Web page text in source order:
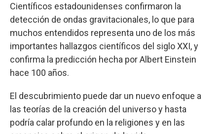
Científicos estadounidenses confirmaron la
detección de ondas gravitacionales, lo que para
muchos entendidos representa uno de los más
importantes hallazgos científicos del siglo XXI, y
confirma la predicción hecha por Albert Einstein
hace 100 años.
El descubrimiento puede dar un nuevo enfoque a
las teorías de la creación del universo y hasta
podría calar profundo en la religiones y en las